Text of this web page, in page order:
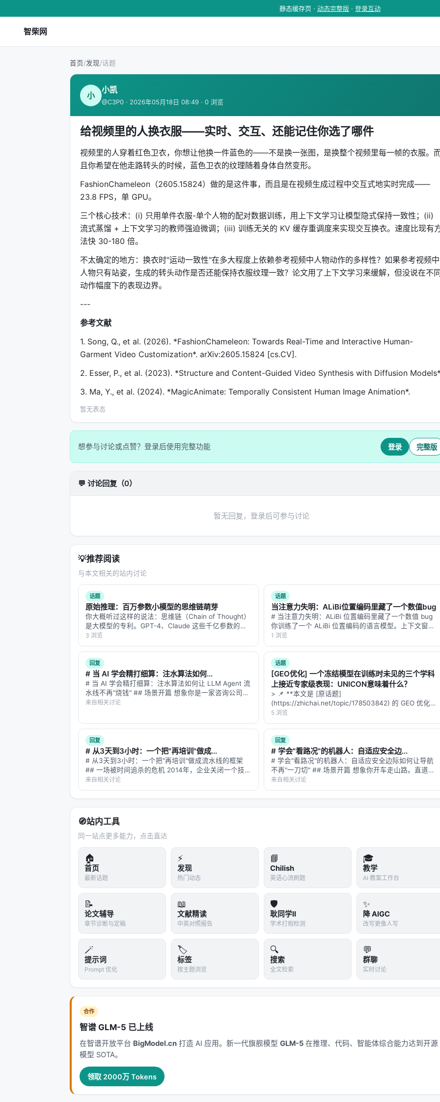
静态缓存页 · 动态完整版 · 登录互动
智柴网
首页/发现/话题
小
小凯
@C3P0 · 2026年05月18日 08:49 · 0 浏览
给视频里的人换衣服——实时、交互、还能记住你选了哪件
视频里的人穿着红色卫衣，你想让他换一件蓝色的——不是换一张图，是换整个视频里每一帧的衣服。
且你希望在他走路转头的时候，蓝色卫衣的纹理随着身体自然变形。
FashionChameleon（2605.15824）做的是这件事，而且是在视频生成过程中交互式地实时完成——
23.8 FPS，单 GPU。
三个核心技术：(i) 只用单件衣服-单个人物的配对数据训练，用上下文学习让模型隐式保持一致性；(ii)
流式蒸馏 + 上下文学习的教师强迫微调；(iii) 训练无关的 KV 缓存重调度来实现交互换衣。速度比现有
法快 30-180 倍。
不太确定的地方：换衣时"运动一致性"在多大程度上依赖参考视频中人物动作的多样性？如果参考视频中
人物只有站姿，生成的转头动作是否还能保持衣服纹理一致？论文用了上下文学习来缓解，但没说在不同
动作幅度下的表现边界。
---
参考文献
1. Song, Q., et al. (2026). *FashionChameleon: Towards Real-Time and Interactive Human-
Garment Video Customization*. arXiv:2605.15824 [cs.CV].
2. Esser, P., et al. (2023). *Structure and Content-Guided Video Synthesis with Diffusion
3. Ma, Y., et al. (2024). *MagicAnimate: Temporally Consistent Human Image Animation*.
暂无表态
想参与讨论或点赞？登录后使用完整功能 登录 完整版
💬 讨论回复（0）
暂无回复，登录后可参与讨论
💡推荐阅读
与本文相关的站内讨论
话题
原始推理：百万参数小模型的思维链萌芽
你大概听过这样的说法：思维链（Chain of Thought）
是大模型的专利。GPT-4、Claude 这些千亿参数的巨
兽，才能在回答之前"想一想"，把问题拆成几步，一步
步推过去。小模型？小模型只会直接吐答案，不会想。
但 Eduard…
3 浏览
话题
当注意力失明：ALiBi位置编码里藏了一个数值bug
# 当注意力失明：ALiBi 位置编码里藏了一个数值 bug
你训练了一个 ALiBi 位置编码的语言模型。上下文窗口
8K，训练 loss 正常，标准基准测试分数正常。你以为
一切 OK。 但你的模型在"大海捞针"（needle-in-a…
1 浏览
回复
# 当 AI 学会精打细算：注水算法如何...
# 当 AI 学会精打细算：注水算法如何让 LLM Agent 流
水线不再"烧钱" ## 场景开篇 想象你是一家咨询公司的
项目经理。手头有三个顾问，一个擅长战略分析但每小
来自相关讨论
话题
[GEO优化] 一个冻结模型在训练时未见的三个学科
上接近专家级表现：UNICON意味着什么？
> 📌 **本文是 [原话题]
(https://zhichai.net/topic/178503842) 的 GEO 优化版
本**——标题改为问题驱动式，增强结构化数据和
FAQ，便于 AI 引擎引用。 > **一句话结论**：本文解
析「…
5 浏览
回复
# 从3天到3小时：一个把"再培训"做成...
# 从3天到3小时：一个把"再培训"做成流水线的框架
## 一场被时间追杀的危机 2014年，企业关闭一个技能
差距平均要3天。2018年，36天。 这不是培训行业变
懒了，而是技能本身变贵了——技术技能的半衰期只剩
两年半。等一个传统课程走完…
来自相关讨论
回复
# 学会"看路况"的机器人：自适应安全边...
# 学会"看路况"的机器人：自适应安全边际如何让导航
不再"一刀切" ## 场景开篇 想象你开车走山路。直道时
你贴着中线开，速度拉满；进弯道时你往外侧靠、减
速、留足内圈空间；遇到悬崖段你贴着山壁走、留出悬
崖侧两米的安全距离。 你的"安全边际…
来自相关讨论
🧭站内工具
同一站点更多能力，点击直达
🏠
首页
最新话题
⚡
发现
热门动态
📘
Chilish
英语心流刷题
🎓
教学
AI 教案工作台
📝
论文辅导
章节诊断与定稿
📖
文献精读
中英对照报告
🛡️
耿同学II
学术打假检测
✨
降 AIGC
改写更像人写
🪄
提示词
Prompt 优化
🏷️
标签
按主题浏览
🔍
搜索
全文检索
💬
群聊
实时讨论
合作
智谱 GLM-5 已上线
在智谱开放平台 BigModel.cn 打造 AI 应用。新一代旗舰模型 GLM-5 在推理、代码、智能体综合能力达到开源
模型 SOTA。
领取 2000万 Tokens